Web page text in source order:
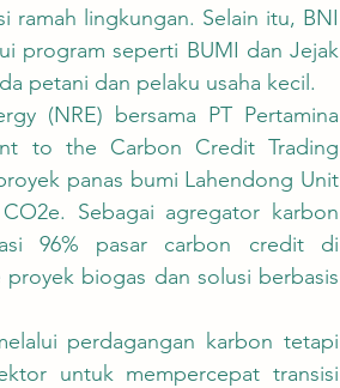
ramah lingkungan. Selain itu, BNI
program seperti BUMI dan Jejak
petani dan pelaku usaha kecil.
to the Carbon Credit Trading
panas bumi Lahendong Unit
Sebagai agregator karbon
96% pasar carbon credit di
biogas dan solusi berbasis
untuk mempercepat transisi